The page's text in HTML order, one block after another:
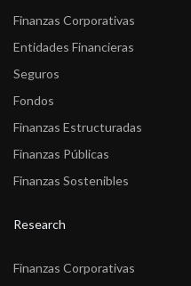
Finanzas Corporativas
Entidades Financieras
Seguros
Fondos
Finanzas Estructuradas
Finanzas Públicas
Finanzas Sostenibles
Research
Finanzas Corporativas